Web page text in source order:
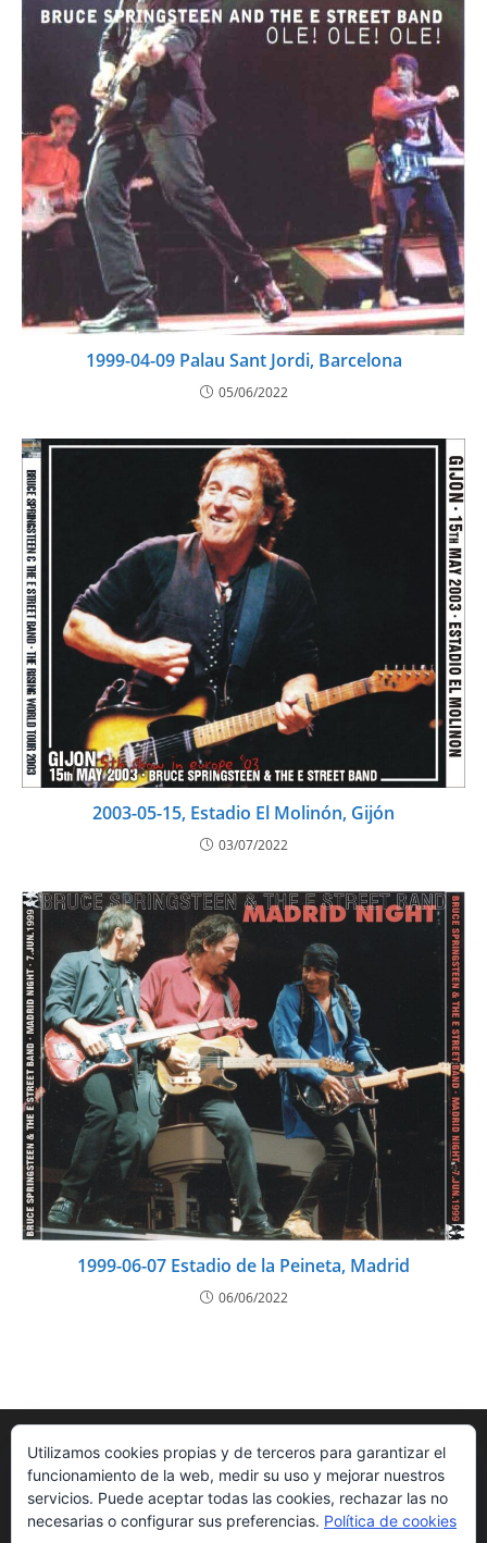
1999-04-09 Palau Sant Jordi, Barcelona
05/06/2022
2003-05-15, Estadio El Molinón, Gijón
03/07/2022
1999-06-07 Estadio de la Peineta, Madrid
06/06/2022
Utilizamos cookies propias y de terceros para garantizar el
funcionamiento de la web, medir su uso y mejorar nuestros
servicios. Puede aceptar todas las cookies, rechazar las no
necesarias o configurar sus preferencias. Política de cookies